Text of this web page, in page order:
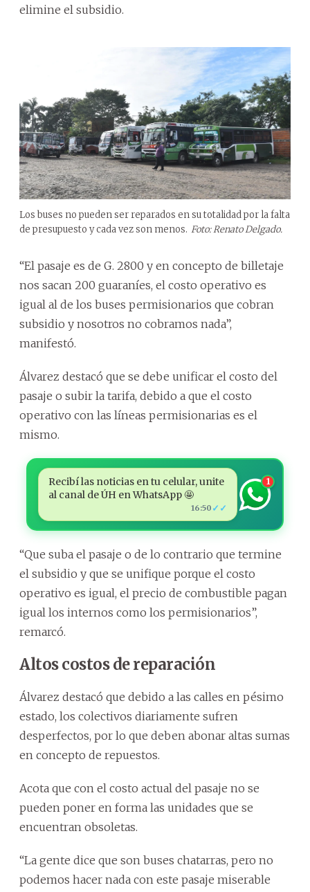
elimine el subsidio.
Los buses no pueden ser reparados en su totalidad por la falta
de presupuesto y cada vez son menos. Foto: Renato Delgado.
“El pasaje es de G. 2800 y en concepto de billetaje
nos sacan 200 guaraníes, el costo operativo es
igual al de los buses permisionarios que cobran
subsidio y nosotros no cobramos nada”,
manifestó.
Álvarez destacó que se debe unificar el costo del
pasaje o subir la tarifa, debido a que el costo
operativo con las líneas permisionarias es el
mismo.
Recibí las noticias en tu celular, unite
al canal de ÚH en WhatsApp 🤩
16:50 ✓✓
1
“Que suba el pasaje o de lo contrario que termine
el subsidio y que se unifique porque el costo
operativo es igual, el precio de combustible pagan
igual los internos como los permisionarios”,
remarcó.
Altos costos de reparación
Álvarez destacó que debido a las calles en pésimo
estado, los colectivos diariamente sufren
desperfectos, por lo que deben abonar altas sumas
en concepto de repuestos.
Acota que con el costo actual del pasaje no se
pueden poner en forma las unidades que se
encuentran obsoletas.
“La gente dice que son buses chatarras, pero no
podemos hacer nada con este pasaje miserable